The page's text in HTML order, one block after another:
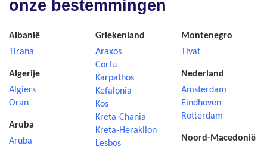
onze bestemmingen
Albanië
Tirana
Algerije
Algiers
Oran
Aruba
Aruba
Griekenland
Araxos
Corfu
Karpathos
Kefalonia
Kos
Kreta-Chania
Kreta-Heraklion
Lesbos
Montenegro
Tivat
Nederland
Amsterdam
Eindhoven
Rotterdam
Noord-Macedonië